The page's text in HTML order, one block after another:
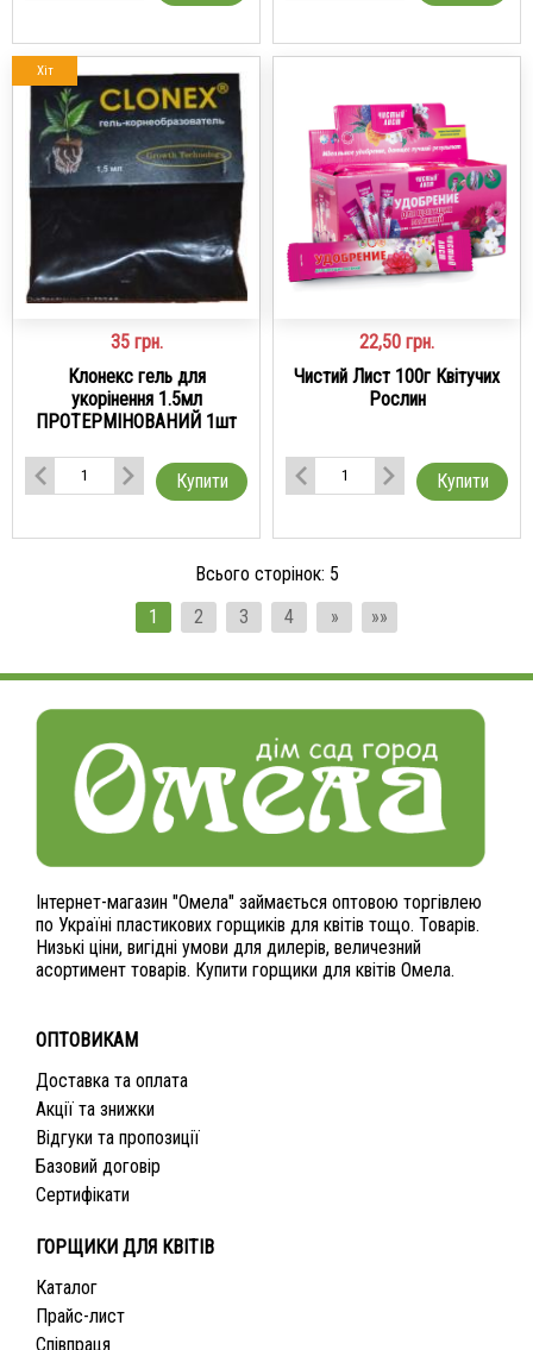
Хіт
35 грн.
Клонекс гель для
укорінення 1.5мл
ПРОТЕРМІНОВАНИЙ 1шт
Купити
22,50 грн.
Чистий Лист 100г Квітучих
Рослин
Купити
Всього сторінок: 5
1
2 3 4 » »»
Інтернет-магазин "Омела" займається оптовою торгівлею
по Україні пластикових горщиків для квітів тощо. Товарів.
Низькі ціни, вигідні умови для дилерів, величезний
асортимент товарів. Купити горщики для квітів Омела.
ОПТОВИКАМ
Доставка та оплата
Акції та знижки
Відгуки та пропозиції
Базовий договір
Сертифікати
ГОРЩИКИ ДЛЯ КВІТІВ
Каталог
Прайс-лист
Співпраця